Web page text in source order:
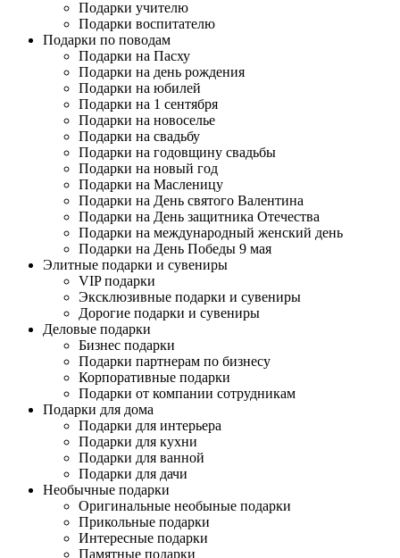
Подарки учителю
Подарки воспитателю
Подарки по поводам
Подарки на Пасху
Подарки на день рождения
Подарки на юбилей
Подарки на 1 сентября
Подарки на новоселье
Подарки на свадьбу
Подарки на годовщину свадьбы
Подарки на новый год
Подарки на Масленицу
Подарки на День святого Валентина
Подарки на День защитника Отечества
Подарки на международный женский день
Подарки на День Победы 9 мая
Элитные подарки и сувениры
VIP подарки
Эксклюзивные подарки и сувениры
Дорогие подарки и сувениры
Деловые подарки
Бизнес подарки
Подарки партнерам по бизнесу
Корпоративные подарки
Подарки от компании сотрудникам
Подарки для дома
Подарки для интерьера
Подарки для кухни
Подарки для ванной
Подарки для дачи
Необычные подарки
Оригинальные необыные подарки
Прикольные подарки
Интересные подарки
Памятные подарки